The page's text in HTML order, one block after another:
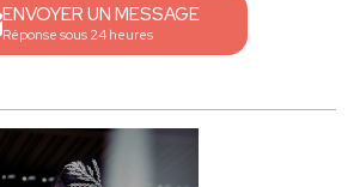
ENVOYER UN MESSAGE
Réponse sous 24 heures